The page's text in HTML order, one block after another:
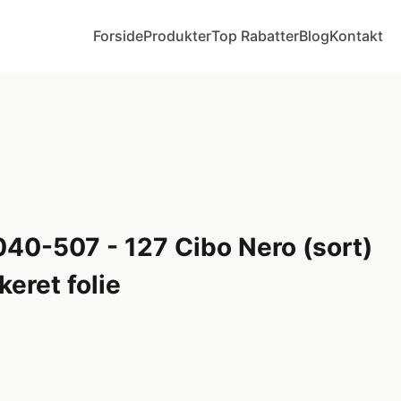
ForsideProdukterTop RabatterBlogKontakt
507 - 127 Cibo Nero (sort)
folie